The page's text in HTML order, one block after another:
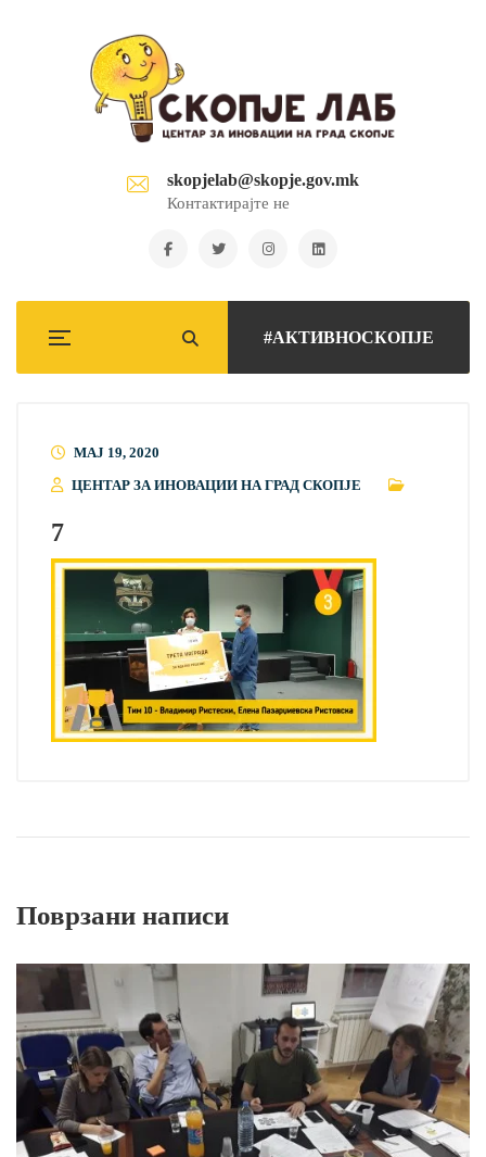
skopjelab@skopje.gov.mk
Контактирајте не
#АКТИВНОСКОПЈЕ
МАЈ 19, 2020
ЦЕНТАР ЗА ИНОВАЦИИ НА ГРАД СКОПЈЕ
7
Поврзани написи